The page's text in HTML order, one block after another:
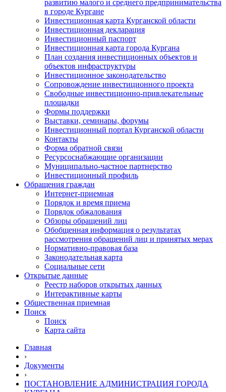
развитию малого и среднего предпринимательства
в городе Кургане
Инвестиционная карта Курганской области
Инвестиционная декларация
Инвестиционный паспорт
Инвестиционная карта города Кургана
План создания инвестиционных объектов и
объектов инфраструктуры
Инвестиционное законодательство
Сопровождение инвестиционного проекта
Свободные инвестиционно-привлекательные
площадки
Формы поддержки
Выставки, семинары, форумы
Инвестиционный портал Курганской области
Контакты
Форма обратной связи
Ресурсоснабжающие организации
Муниципально-частное партнерство
Инвестиционный профиль
Обращения граждан
Интернет-приемная
Порядок и время приема
Порядок обжалования
Обзоры обращений лиц
Обобщенная информация о результатах
рассмотрения обращений лиц и принятых мерах
Нормативно-правовая база
Законодательная карта
Социальные сети
Открытые данные
Реестр наборов открытых данных
Интерактивные карты
Общественная приемная
Поиск
Поиск
Карта сайта
Главная
›
Документы
›
ПОСТАНОВЛЕНИЕ АДМИНИСТРАЦИЯ ГОРОДА